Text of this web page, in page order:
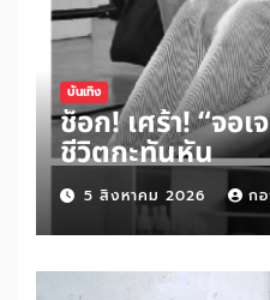
บันเทิง
ช็อก! เศร้า! “จอ
ชีวิตกะทันหัน
5 สิงหาคม 2026 ก